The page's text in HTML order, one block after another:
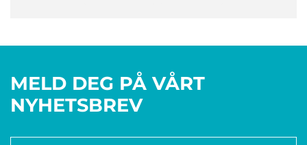
MELD DEG PÅ VÅRT
NYHETSBREV